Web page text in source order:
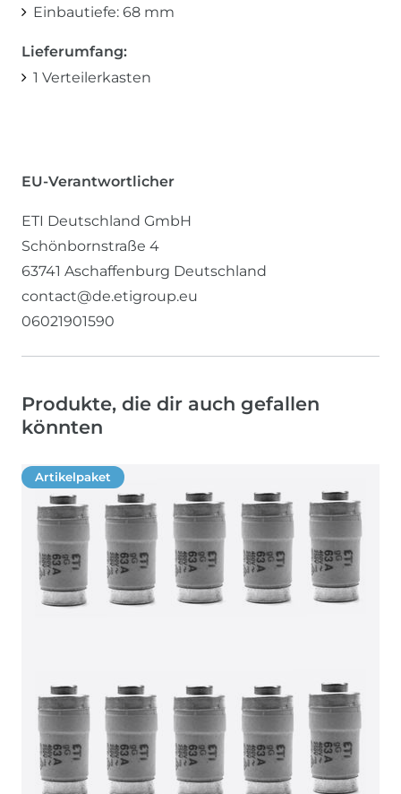
Einbautiefe: 68 mm
Lieferumfang:
1 Verteilerkasten
EU-Verantwortlicher
ETI Deutschland GmbH
Schönbornstraße 4
63741 Aschaffenburg Deutschland
contact@de.etigroup.eu
06021901590
Produkte, die dir auch gefallen
könnten
Artikelpaket